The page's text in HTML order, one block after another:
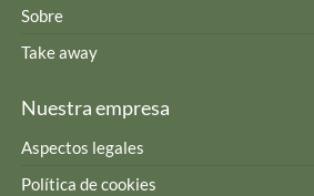
Sobre
Take away
Nuestra empresa
Aspectos legales
Política de cookies